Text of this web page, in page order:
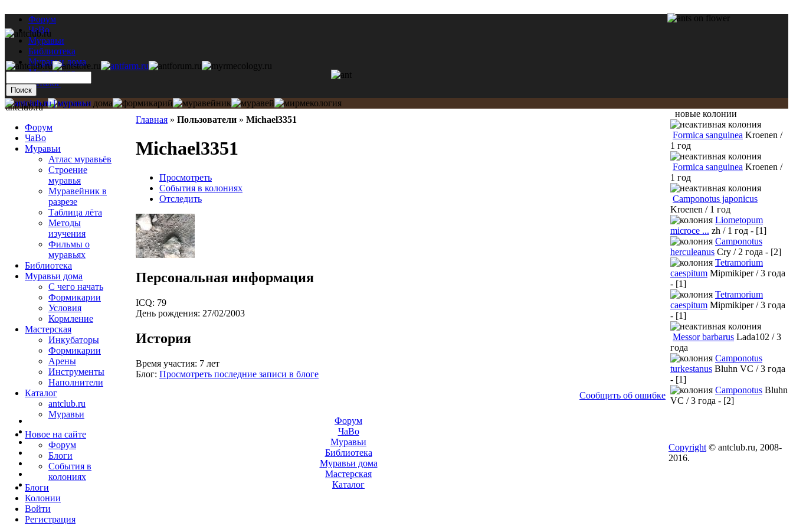
Форум
ЧаВо
Муравьи
Библиотека
Муравьи дома
Мастерская
Каталог
Главная » Пользователи » Michael3351
Michael3351
Просмотреть
События в колониях
Отследить
Персональная информация
ICQ: 79
День рождения: 27/02/2003
История
Время участия: 7 лет
Блог: Просмотреть последние записи в блоге
Сообщить об ошибке
antclub.ru
Форум
ЧаВо
Муравьи
Атлас муравьёв
Строение
муравья
Муравейник в
разрезе
Таблица лёта
Методы
изучения
Фильмы о
муравьях
Библиотека
Муравьи дома
С чего начать
Формикарии
Условия
Кормление
Мастерская
Инкубаторы
Формикарии
Арены
Инструменты
Наполнители
Каталог
antclub.ru
Муравьи
Новое на сайте
Форум
Блоги
События в
колониях
Блоги
Колонии
Войти
Peгиcтpaция
новые колонии
Formica sanguinea Kroenen /
1 год
Formica sanguinea Kroenen /
1 год
Camponotus japonicus
Kroenen / 1 год
Liometopum
microce ... zh / 1 год - [1]
Camponotus
herculeanus Cry / 2 года - [2]
Tetramorium
caespitum Mipmikiper / 3 года
- [1]
Tetramorium
caespitum Mipmikiper / 3 года
- [1]
Messor barbarus Lada102 / 3
года
Camponotus
turkestanus Bluhn VC / 3 года
- [1]
Camponotus Bluhn
VC / 3 года - [2]
Форум
ЧаВо
Муравьи
Библиотека
Муравьи дома
Мастерская
Каталог
Copyright © antclub.ru, 2008-
2016.